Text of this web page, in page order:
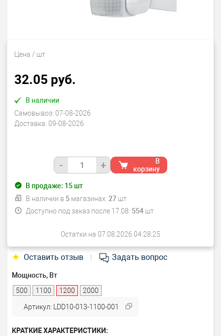
Цена / шт
32.05 руб.
В наличии
Самовывоз: 07-08-2026
Доставка: 09-08-2026
- +
В
корзину
В продаже: 15шт
В наличии в 5 магазинах: 27шт
Доступно под заказ после 17.08: 554шт
Остатки на 07.08.2026 04:28:25
★ Оставить отзыв Задать вопрос
Мощность, Вт
500
1100 1200 2000
Артикул: LDD10-013-1100-001
КРАТКИЕ ХАРАКТЕРИСТИКИ: